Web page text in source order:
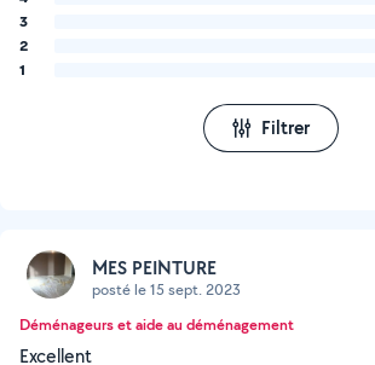
3
2
1
Filtrer
MES PEINTURE
posté le 15 sept. 2023
Déménageurs et aide au déménagement
Excellent